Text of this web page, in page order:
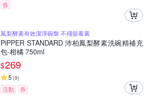
券
鳳梨酵素有效潔淨碗盤 不殘留毒素
PiPPER STANDARD 沛柏鳳梨酵素洗碗精補充
包-柑橘 750ml
$269
5 (9)
活動
券